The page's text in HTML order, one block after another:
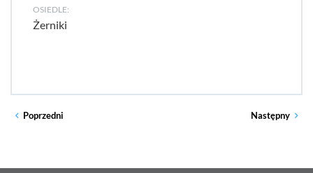
OSIEDLE:
Żerniki
Poprzedni Następny